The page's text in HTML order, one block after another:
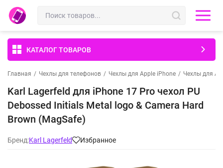
КАТАЛОГ ТОВАРОВ
Главная / Чехлы для телефонов / Чехлы для Apple iPhone / Чехлы для
Karl Lagerfeld для iPhone 17 Pro чехол PU
Debossed Initials Metal logo & Camera Hard
Brown (MagSafe)
Бренд:Karl Lagerfeld Избранное